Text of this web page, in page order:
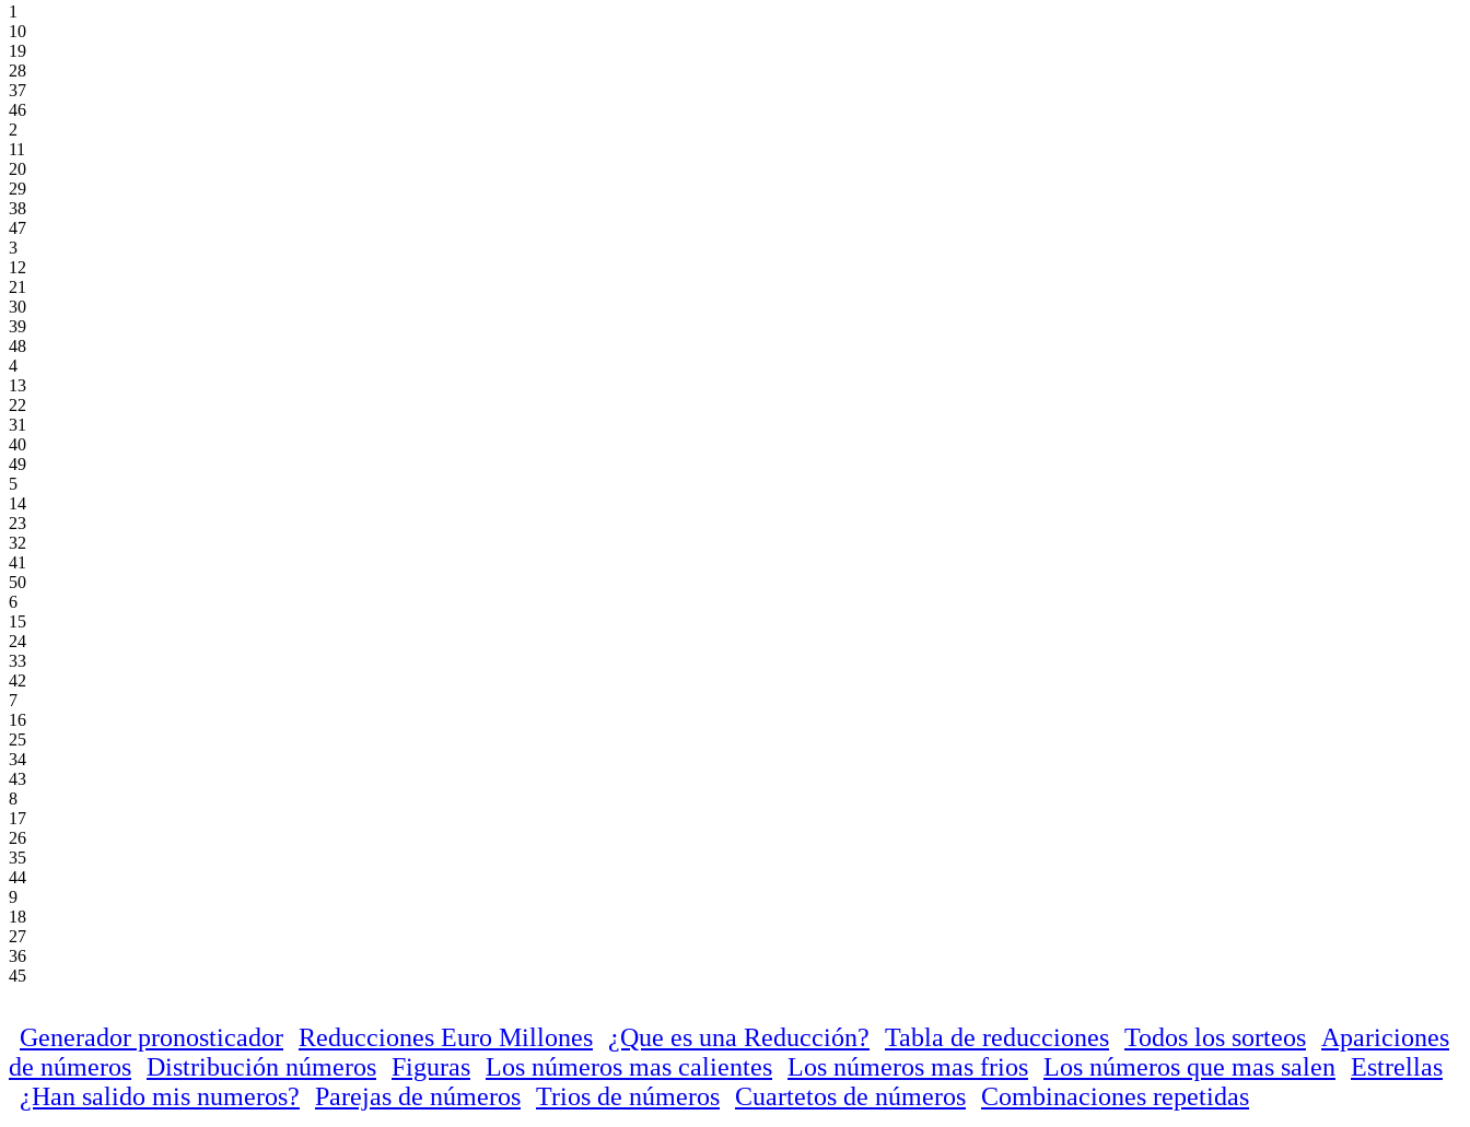
1
10
19
28
37
46
2
11
20
29
38
47
3
12
21
30
39
48
4
13
22
31
40
49
5
14
23
32
41
50
6
15
24
33
42
7
16
25
34
43
8
17
26
35
44
9
18
27
36
45
Generador pronosticador Reducciones Euro Millones ¿Que es una Reducción? Tabla de reducciones Todos los sorteos
Apariciones
de números Distribución números Figuras Los números mas calientes Los números mas frios Los números que mas salen Estrellas
¿Han salido mis numeros? Parejas de números Trios de números Cuartetos de números Combinaciones repetidas